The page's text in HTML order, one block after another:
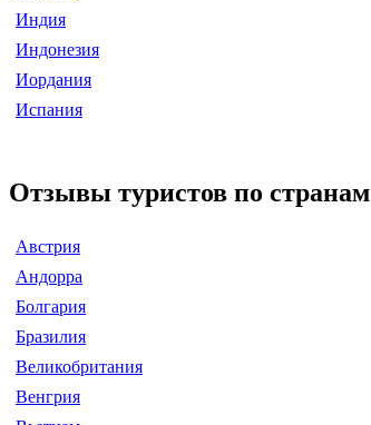
Индия
Индонезия
Иордания
Испания
Отзывы туристов по странам
Австрия
Андорра
Болгария
Бразилия
Великобритания
Венгрия